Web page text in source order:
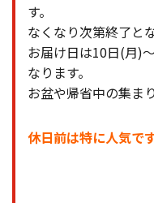
す。
なくなり次第終了と
お届け日は10日(月)
なります。
お盆や帰省中の集ま
休日前は特に人気で